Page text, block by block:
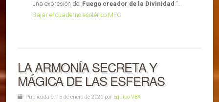
una expresión del Fuego creador de la Divinidad .”…
Bajar el cuaderno esotérico MFC
LA ARMONÍA SECRETA Y
MÁGICA DE LAS ESFERAS
Publicada el 15 de enero de 2026 por Equipo VBA